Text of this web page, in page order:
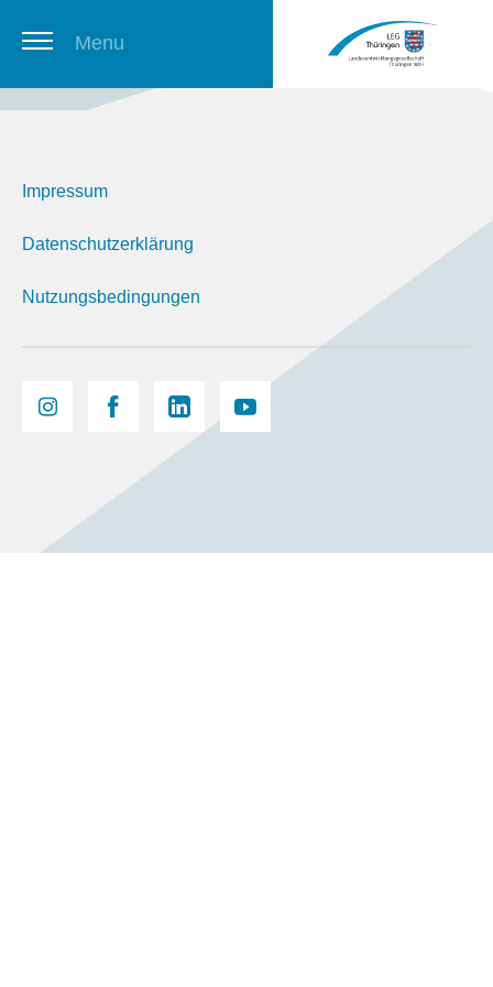
Menu
Newsletter
Impressum
Datenschutzerklärung
Nutzungsbedingungen